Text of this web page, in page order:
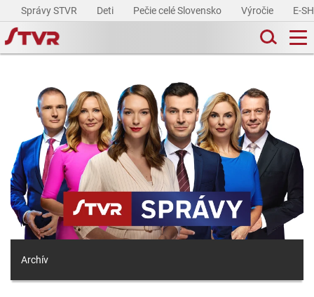
Správy STVR Deti Pečie celé Slovensko Výročie E-
Archív